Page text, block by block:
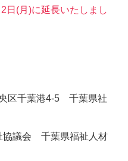
日(月)に延長いたしまし
区千葉港4-5 千葉県社
協議会 千葉県福祉人材